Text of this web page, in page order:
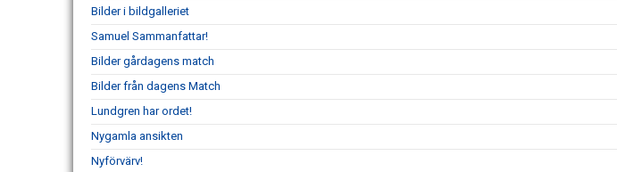
Bilder i bildgalleriet
Samuel Sammanfattar!
Bilder gårdagens match
Bilder från dagens Match
Lundgren har ordet!
Nygamla ansikten
Nyförvärv!